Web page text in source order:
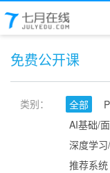
免费公开课
类别： 全部
AI基础/
深度学
推荐系统